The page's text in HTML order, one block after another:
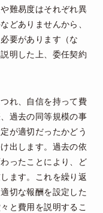
難易度はそれぞれ異
どありませんから、
要があります（な
明した上、委任契約
れ、自信を持って費
過去の同等規模の事
が適切だったかどう
出します。過去の依
ったことにより、ど
ます。これを繰り返
切な報酬を設定した
と費用を説明するこ